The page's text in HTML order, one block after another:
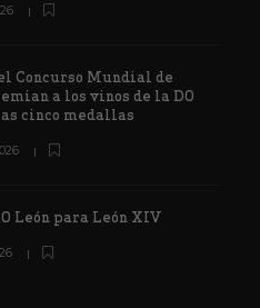
Concurso Mundial de
a los vinos de la DO
cinco medallas
León para León XIV